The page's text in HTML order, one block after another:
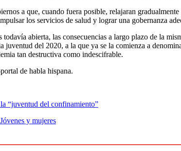
a que, cuando fuera posible, relajaran
los servicios de salud y lograr una gobernanza
abierta, las consecuencias a largo plazo de la
juventud del 2020, a la que ya se la comienza a
tan destructiva como indescifrable.
de habla hispana.
“juventud del confinamiento”
Jóvenes y mujeres